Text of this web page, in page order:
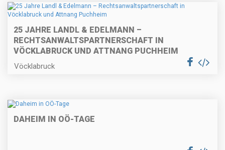
25 JAHRE LANDL & EDELMANN –
RECHTSANWALTSPARTNERSCHAFT IN
VÖCKLABRUCK UND ATTNANG PUCHHEIM
Vöcklabruck
DAHEIM IN OÖ-TAGE